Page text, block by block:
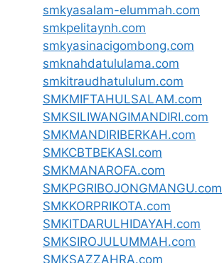
smkyasalam-elummah.com
smkpelitaynh.com
smkyasinacigombong.com
smknahdatululama.com
smkitraudhatululum.com
SMKMIFTAHULSALAM.com
SMKSILIWANGIMANDIRI.com
SMKMANDIRIBERKAH.com
SMKCBTBEKASI.com
SMKMANAROFA.com
SMKPGRIBOJONGMANGU.com
SMKKORPRIKOTA.com
SMKITDARULHIDAYAH.com
SMKSIROJULUMMAH.com
SMKSAZZAHRA.com